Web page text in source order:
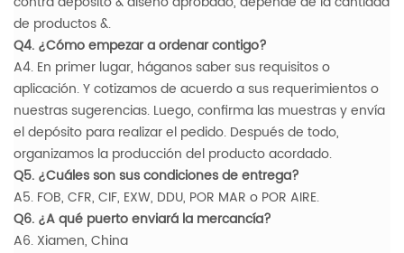
de productos &.
Q4. ¿Cómo empezar a ordenar contigo?
A4. En primer lugar, háganos saber sus requisitos o
aplicación. Y cotizamos de acuerdo a sus requerimientos o
nuestras sugerencias. Luego, confirma las muestras y envía
el depósito para realizar el pedido. Después de todo,
organizamos la producción del producto acordado.
Q5. ¿Cuáles son sus condiciones de entrega?
A5. FOB, CFR, CIF, EXW, DDU, POR MAR o POR AIRE.
Q6. ¿A qué puerto enviará la mercancía?
A6. Xiamen, China